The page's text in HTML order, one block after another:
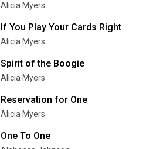
Alicia Myers
If You Play Your Cards Right
Alicia Myers
Spirit of the Boogie
Alicia Myers
Reservation for One
Alicia Myers
One To One